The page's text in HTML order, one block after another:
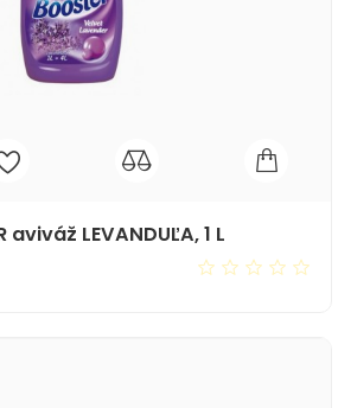
aviváž LEVANDUĽA, 1 L